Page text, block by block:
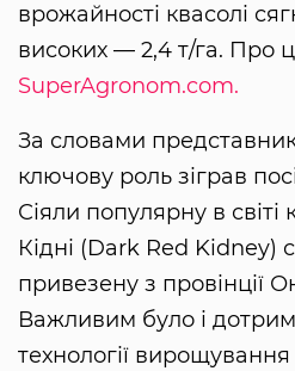
врожайності квасолі
високих — 2,4 т/га. Про
SuperAgronom.com.
За словами
ключову роль зіграв
Сіяли популярну в
Кідні (Dark Red Kidney)
привезену з провінції
Важливим було і
технології вирощування